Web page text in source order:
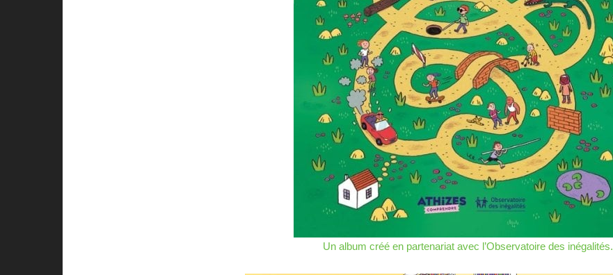
Un album créé en partenariat avec l’Observatoire des inégalités.